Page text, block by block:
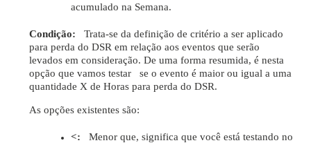
acumulado na Semana.
Condição: Trata-se da definição de critério a ser aplicado
para perda do DSR em relação aos eventos que serão
levados em consideração. De uma forma resumida, é nesta
opção que vamos testar se o evento é maior ou igual a uma
quantidade X de Horas para perda do DSR.
As opções existentes são:
<: Menor que, significa que você está testando no